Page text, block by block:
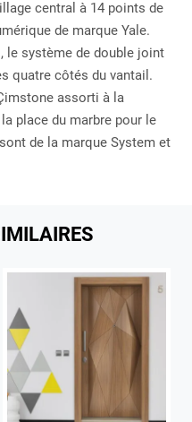
central à 14 points de
de marque Yale.
le système de double joint
quatre côtés du vantail.
assorti à la
place du marbre pour le
de la marque System et